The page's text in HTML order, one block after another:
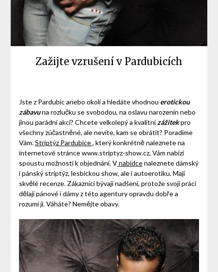
Zažijte vzrušení v Pardubicích
Jste z Pardubic anebo okolí a hledáte vhodnou erotickou
zábavuna rozlučku se svobodou, na oslavu narozenin nebo
jinou parádní akci? Chcete velkolepý a kvalitnízážitekpro
všechny zúčastněné, ale nevíte, kam se obrátit? Poradíme
Vám.Striptýz Pardubice, který konkrétně naleznete na
internetové stránce www.striptyz-show.cz, Vám nabízí
spoustu možností k objednání. Vnabídcenaleznete dámský
i pánský striptýz, lesbickou show, ale i autoerotiku. Mají
skvělé recenze. Zákazníci bývají nadšení, protože svojí práci
dělají pánové i dámy z této agentury opravdu dobře a
rozumí ji. Váháte? Nemějte obavy.